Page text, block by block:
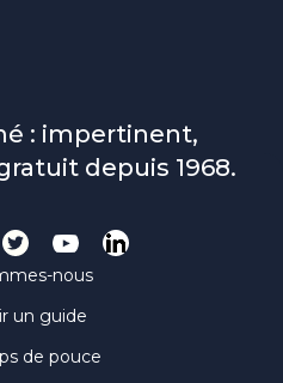
: impertinent,
depuis 1968.
nous
un guide
de pouce